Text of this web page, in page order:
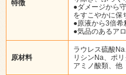
特徴
●ダメージから
をすこやかに保
●原液から3倍
●気品のあるア
原材料
ラウレス硫酸
リシンNa、ポ
アミノ酸類、他